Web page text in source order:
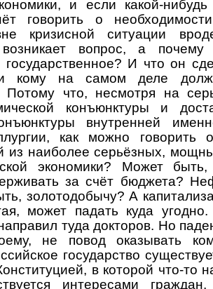
и если какой-нибудь
говорить о необходимости
кризисной ситуации
возникает вопрос, а почему
И что он
кому на самом деле
Потому что, несмотря на
конъюнктуры и
внутренней
как можно говорить о
из наиболее серьёзных,
экономики? Может
за счёт бюджета?
золотодобычу? А
может падать куда
туда докторов. Но
не повод оказывать
государство
в которой что-то
интересами